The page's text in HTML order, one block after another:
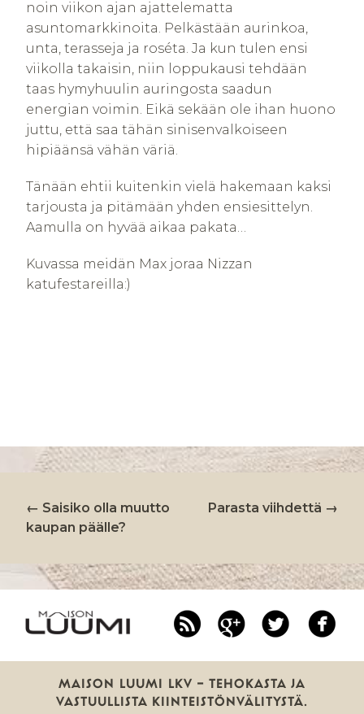
noin viikon ajan ajattelematta
asuntomarkkinoita. Pelkästään aurinkoa,
unta, terasseja ja roséta. Ja kun tulen ensi
viikolla takaisin, niin loppukausi tehdään
taas hymyhuulin auringosta saadun
energian voimin. Eikä sekään ole ihan huono
juttu, että saa tähän sinisenvalkoiseen
hipiäänsä vähän väriä.
Tänään ehtii kuitenkin vielä hakemaan kaksi
tarjousta ja pitämään yhden ensiesittelyn.
Aamulla on hyvää aikaa pakata…
Kuvassa meidän Max joraa Nizzan
katufestareilla:)
ARTIKKELIEN
SELAUS
← Saisiko olla muutto
kaupan päälle?
Parasta viihdettä →
RSS
Google
Plus
Twitter
MAISON LUUMI LKV — TEHOKASTA JA
VASTUULLISTA KIINTEISTÖNVÄLITYSTÄ.